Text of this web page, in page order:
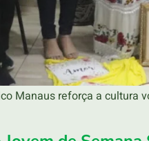
Manaus reforça a cultura